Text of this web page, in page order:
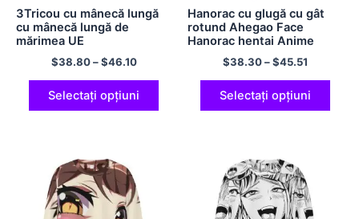
3Tricou cu mânecă lungă
cu mânecă lungă de
mărimea UE
$38.80–$46.10
Selectați opțiuni
Hanorac cu glugă cu gât
rotund Ahegao Face
Hanorac hentai Anime
Hanorac ușor
$38.30–$45.51
Selectați opțiuni